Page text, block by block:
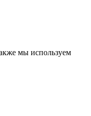
мы используем